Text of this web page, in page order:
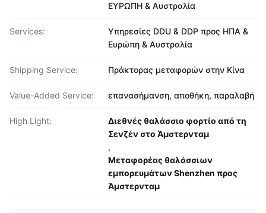
ΕΥΡΩΠΗ & Αυστραλία
Services:
Υπηρεσίες DDU & DDP προς ΗΠΑ &
Ευρώπη & Αυστραλία
Shipping Service: Πράκτορας μεταφορών στην Κίνα
Value-Added Service: επανασήμανση, αποθήκη, παραλαβή
High Light:
Διεθνές θαλάσσιο φορτίο από τη
Σενζέν στο Άμστερνταμ
,
Μεταφορέας θαλάσσιων
εμπορευμάτων Shenzhen προς
Άμστερνταμ